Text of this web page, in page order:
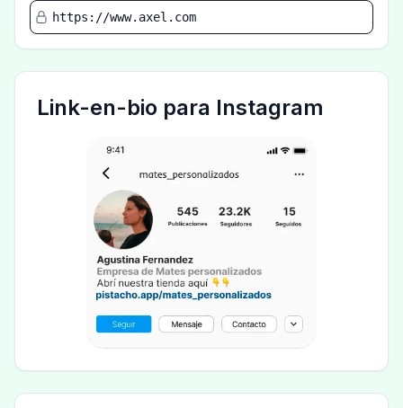
https://www.axel.com
Link-en-bio para Instagram